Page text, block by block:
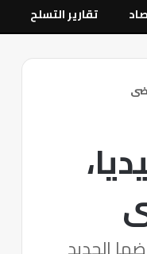
تقارير التسلح